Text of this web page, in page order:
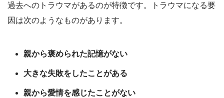
過去へのトラウマがあるのが特徴です。トラウマになる要
因は次のようなものがあります。
親から褒められた記憶がない
大きな失敗をしたことがある
親から愛情を感じたことがない